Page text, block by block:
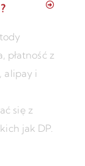
płatność z
alipay i
się z
jak DP.